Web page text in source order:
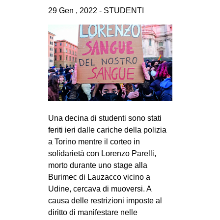
29 Gen , 2022 - STUDENTI
Una decina di studenti sono stati
feriti ieri dalle cariche della polizia
a Torino mentre il corteo in
solidarietà con Lorenzo Parelli,
morto durante uno stage alla
Burimec di Lauzacco vicino a
Udine, cercava di muoversi. A
causa delle restrizioni imposte al
diritto di manifestare nelle